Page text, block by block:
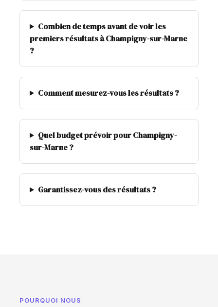
Combien de temps avant de voir les
premiers résultats à Champigny-sur-Marne
?
Comment mesurez-vous les résultats ?
Quel budget prévoir pour Champigny-
sur-Marne ?
Garantissez-vous des résultats ?
POURQUOI NOUS